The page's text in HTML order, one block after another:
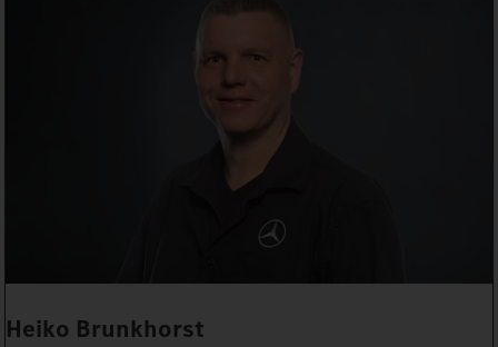
Heiko Brunkhorst